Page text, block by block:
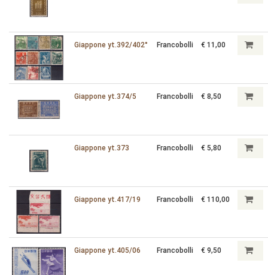
Giappone yt.392/402° Francobolli € 11,00
Giappone yt.374/5 Francobolli € 8,50
Giappone yt.373 Francobolli € 5,80
Giappone yt.417/19 Francobolli € 110,00
Giappone yt.405/06 Francobolli € 9,50